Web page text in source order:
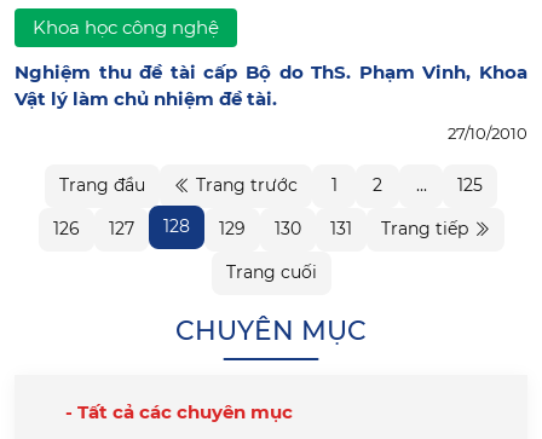
Khoa học công nghệ
Nghiệm thu đề tài cấp Bộ do ThS. Phạm Vinh, Khoa
Vật lý làm chủ nhiệm đề tài.
27/10/2010
Trang đầu Trang trước 1 2 ...
125
126
127 128 129 130 131
Trang tiếp
Trang cuối
CHUYÊN MỤC
Tất cả các chuyên mục